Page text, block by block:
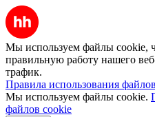
Мы используем файлы cookie,
правильную работу нашего
трафик.
Правила использования
Мы используем файлы cookie.
файлов cookie